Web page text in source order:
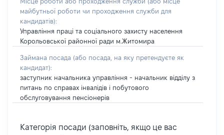
майбутньої роботи чи проходження служби для
кандидатів):
Управління праці та соціального захисту населення
Корольовської районної ради м.Житомира
Займана посада (або посада, на яку претендуєте як
кандидат):
заступник начальника управління - начальник відділу з
питань по справах інвалідів і побутового
обслуговування пенсіонерів
Категорія посади (заповніть, якщо це вас